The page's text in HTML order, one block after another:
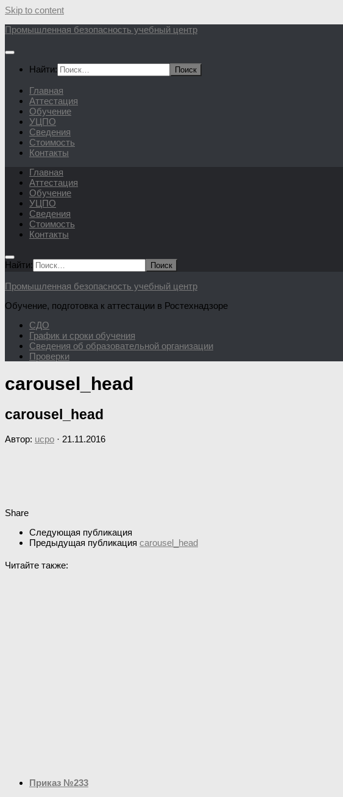
Skip to content
Промышленная безопасность учебный центр
Найти:
Главная
Аттестация
Обучение
УЦПО
Сведения
Стоимость
Контакты
Главная
Аттестация
Обучение
УЦПО
Сведения
Стоимость
Контакты
Найти:
Промышленная безопасность учебный центр
Обучение, подготовка к аттестации в Ростехнадзоре
СДО
График и сроки обучения
Сведения об образовательной организации
Проверки
carousel_head
carousel_head
Автор: ucpo · 21.11.2016
Share
Следующая публикация
Предыдущая публикация carousel_head
Читайте также:
Приказ №233